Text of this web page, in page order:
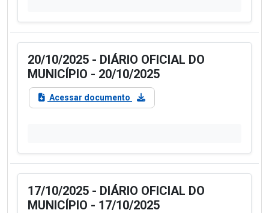
20/10/2025 - DIÁRIO OFICIAL DO
MUNICÍPIO - 20/10/2025
Acessar documento
17/10/2025 - DIÁRIO OFICIAL DO
MUNICÍPIO - 17/10/2025